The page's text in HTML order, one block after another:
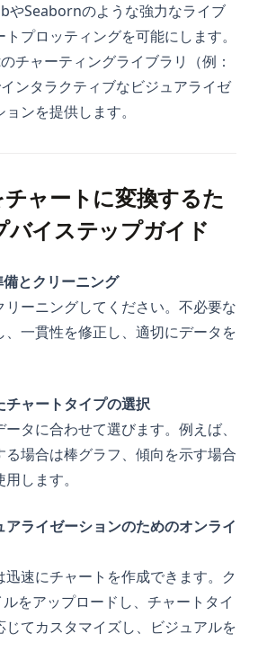
Seabornのような強力なライブ
プロッティングを可能にします。
チャーティングライブラリ（例：
ンタラクティブなビジュアライゼ
ンを提供します。
チャートに変換するた
バイステップガイド
とクリーニング
ーニングしてください。不必要な
、一貫性を修正し、適切にデータを
ャートタイプの選択
タに合わせて選びます。例えば、
場合は棒グラフ、傾向を示す場合
します。
ライゼーションのためのオンライ
速にチャートを作成できます。ク
ルをアップロードし、チャートタイ
じてカスタマイズし、ビジュアルを